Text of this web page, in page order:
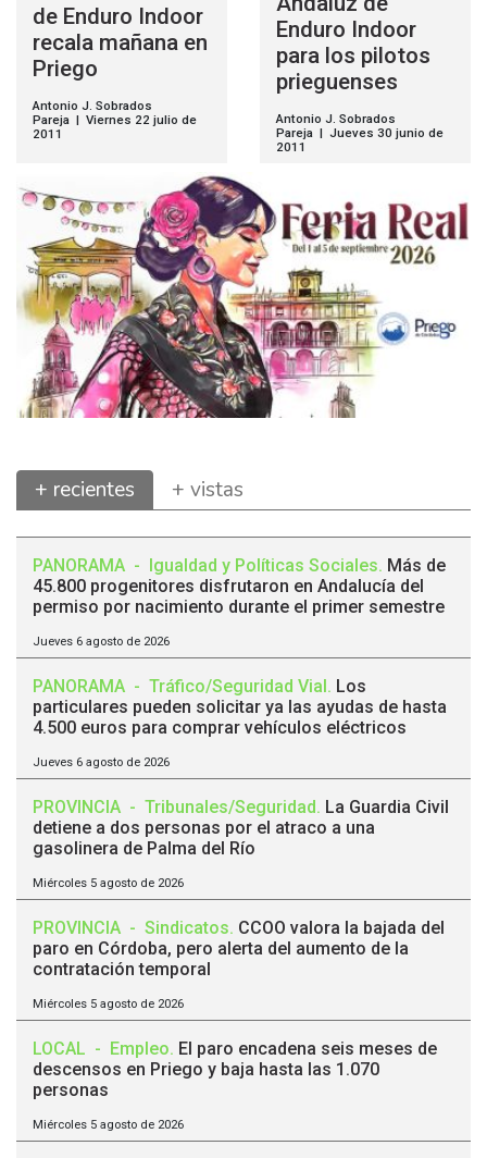
de Enduro Indoor
recala mañana en
Priego
Antonio J. Sobrados
Pareja | Viernes 22 julio de
2011
Enduro Indoor
para los pilotos
prieguenses
Antonio J. Sobrados
Pareja | Jueves 30 junio de
2011
+ recientes + vistas
PANORAMA - Igualdad y Políticas Sociales. Más de
45.800 progenitores disfrutaron en Andalucía del
permiso por nacimiento durante el primer semestre
Jueves 6 agosto de 2026
PANORAMA - Tráfico/Seguridad Vial . Los
particulares pueden solicitar ya las ayudas de hasta
4.500 euros para comprar vehículos eléctricos
Jueves 6 agosto de 2026
PROVINCIA - Tribunales/Seguridad. La Guardia Civil
detiene a dos personas por el atraco a una
gasolinera de Palma del Río
Miércoles 5 agosto de 2026
PROVINCIA - Sindicatos. CCOO valora la bajada del
paro en Córdoba, pero alerta del aumento de la
contratación temporal
Miércoles 5 agosto de 2026
LOCAL - Empleo. El paro encadena seis meses de
descensos en Priego y baja hasta las 1.070
personas
Miércoles 5 agosto de 2026